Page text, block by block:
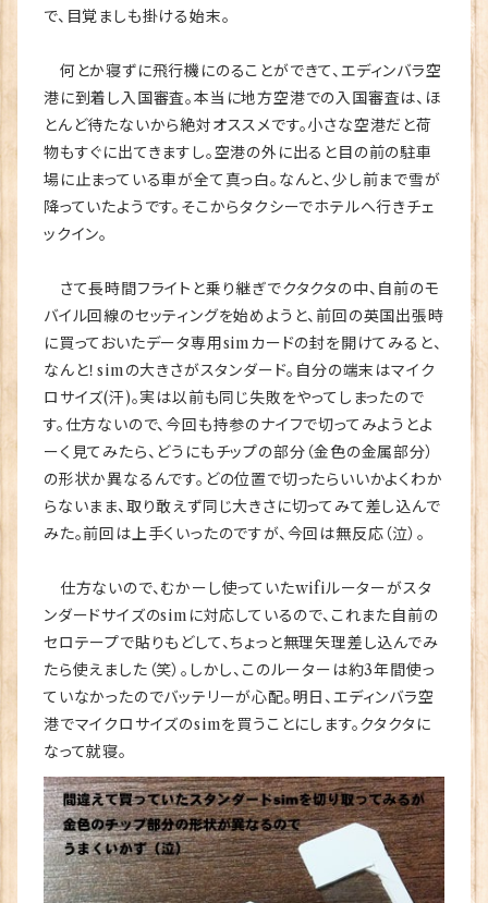
で、目覚ましも掛ける始末。
何とか寝ずに飛行機にのることができて、エディンバラ空
港に到着し入国審査。本当に地方空港での入国審査は、ほ
とんど待たないから絶対オススメです。小さな空港だと荷
物もすぐに出てきますし。空港の外に出ると目の前の駐車
場に止まっている車が全て真っ白。なんと、少し前まで雪が
降っていたようです。そこからタクシーでホテルへ行きチェ
ックイン。
さて長時間フライトと乗り継ぎでクタクタの中、自前のモ
バイル回線のセッティングを始めようと、前回の英国出張時
に買っておいたデータ専用simカードの封を開けてみると、
なんと！simの大きさがスタンダード。自分の端末はマイク
ロサイズ(汗)。実は以前も同じ失敗をやってしまったので
す。仕方ないので、今回も持参のナイフで切ってみようとよ
ーく見てみたら、どうにもチップの部分（金色の金属部分）
の形状か異なるんです。どの位置で切ったらいいかよくわか
らないまま、取り敢えず同じ大きさに切ってみて差し込んで
みた。前回は上手くいったのですが、今回は無反応（泣）。
仕方ないので、むかーし使っていたwifiルーターがスタ
ンダードサイズのsimに対応しているので、これまた自前の
セロテープで貼りもどして、ちょっと無理矢理差し込んでみ
たら使えました（笑）。しかし、このルーターは約3年間使っ
ていなかったのでバッテリーが心配。明日、エディンバラ空
港でマイクロサイズのsimを買うことにします。クタクタに
なって就寝。